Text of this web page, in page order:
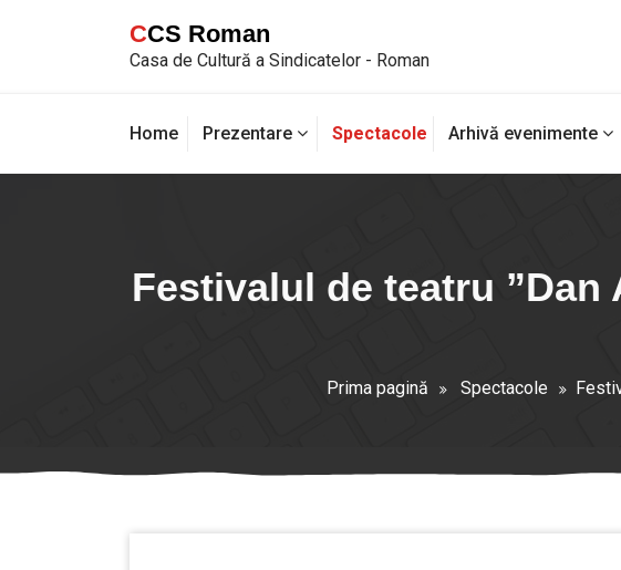
CCS Roman
Casa de Cultură a Sindicatelor - Roman
Home Prezentare
Arhivă evenimente
Festivalul de teatru ”Dan
Prima pagină Spectacole